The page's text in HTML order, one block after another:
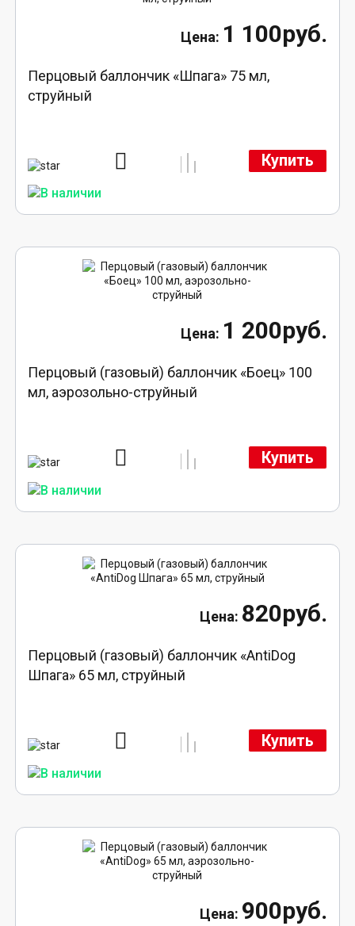
1 100руб.
Перцовый баллончик «Шпага» 75 мл,
струйный
Купить
1 200руб.
Перцовый (газовый) баллончик «Боец» 100
мл, аэрозольно-струйный
Купить
820руб.
Перцовый (газовый) баллончик «AntiDog
Шпага» 65 мл, струйный
Купить
900руб.